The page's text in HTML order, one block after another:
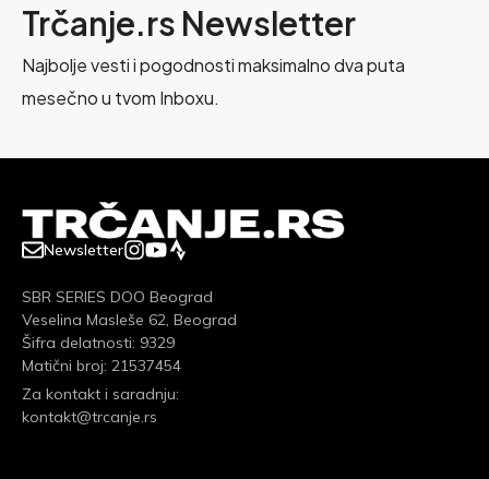
Trčanje.rs Newsletter
Najbolje vesti i pogodnosti maksimalno dva puta
mesečno u tvom Inboxu.
Newsletter
SBR SERIES DOO Beograd
Veselina Masleše 62, Beograd
Šifra delatnosti: 9329
Matični broj: 21537454
Za kontakt i saradnju:
kontakt@trcanje.rs